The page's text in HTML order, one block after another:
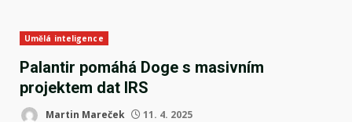
Umělá inteligence
Palantir pomáhá Doge s masivním
projektem dat IRS
Martin Mareček 11. 4. 2025